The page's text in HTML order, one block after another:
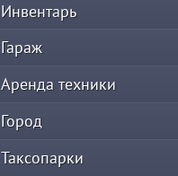
Инвентарь
Гараж
Аренда техники
Город
Таксопарки